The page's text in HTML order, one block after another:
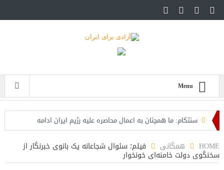
Menu
سنتکام: ما همچنان به اعمال محاصره علیه رژیم ایران ادامه
اسرائیل: حزب‌الله توافق آتش‌بس را نقض کرده، اقدام قاطعانه‌ای
HOME همگانی فیلم؛ سئوال شجاعانه یک بانوی خبرنگار از
سخنگوی دولت خامنه‌ای خونخوار